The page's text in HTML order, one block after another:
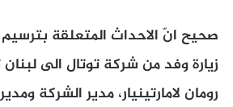
صحيح انّ الاحداث المتعلقة
زيارة وفد من شركة توتال الى
رومان لامارتينيار، مدير الشركة